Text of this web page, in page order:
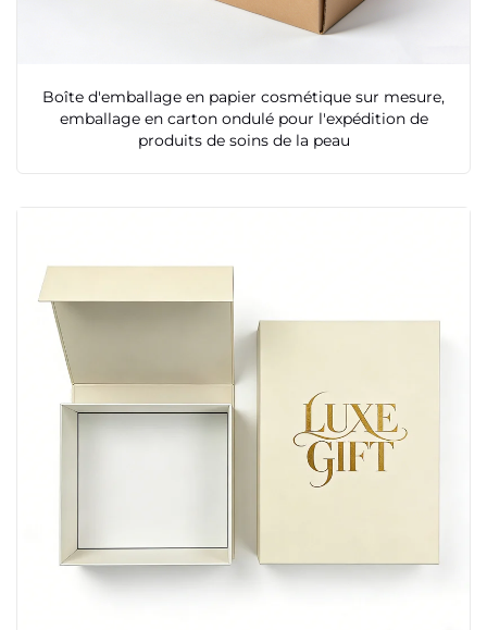
Boîte d'emballage en papier cosmétique sur mesure,
emballage en carton ondulé pour l'expédition de
produits de soins de la peau